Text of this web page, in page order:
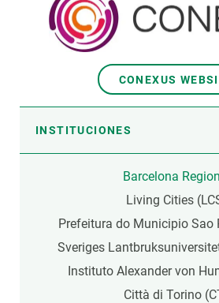
CONEXUS
INSTITUCIONES
Barcelona
Living Cities
Prefeitura do Municipio Sao
Sveriges
Instituto Alexander von
Città di Torino